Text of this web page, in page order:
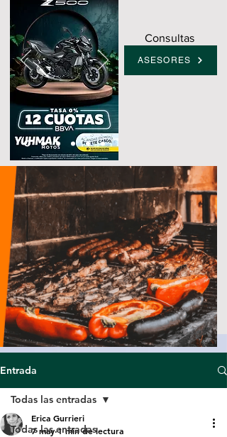
Consultas
ASESORES
Entrada
Todas las entradas
Todas las entradas
Erica Gurrieri
7 may 1 min de lectura